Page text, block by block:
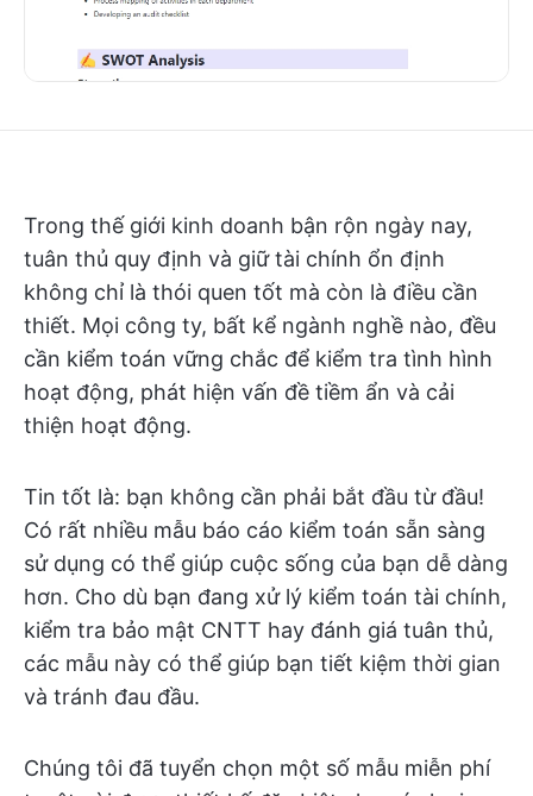
Trong thế giới kinh doanh bận rộn ngày nay,
tuân thủ quy định và giữ tài chính ổn định
không chỉ là thói quen tốt mà còn là điều cần
thiết. Mọi công ty, bất kể ngành nghề nào, đều
cần kiểm toán vững chắc để kiểm tra tình hình
hoạt động, phát hiện vấn đề tiềm ẩn và cải
thiện hoạt động.
Tin tốt là: bạn không cần phải bắt đầu từ đầu!
Có rất nhiều mẫu báo cáo kiểm toán sẵn sàng
sử dụng có thể giúp cuộc sống của bạn dễ dàng
hơn. Cho dù bạn đang xử lý kiểm toán tài chính,
kiểm tra bảo mật CNTT hay đánh giá tuân thủ,
các mẫu này có thể giúp bạn tiết kiệm thời gian
và tránh đau đầu.
Chúng tôi đã tuyển chọn một số mẫu miễn phí